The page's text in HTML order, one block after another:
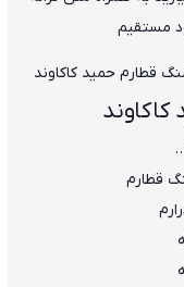
مستقیم
قطارم